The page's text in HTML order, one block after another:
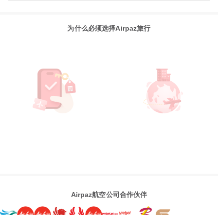
为什么必须选择Airpaz旅行
Airpaz航空公司合作伙伴